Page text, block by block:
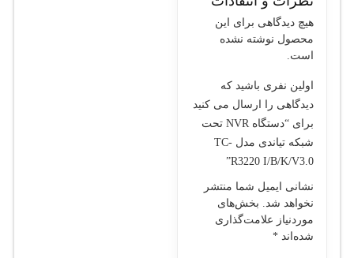
هیچ دیدگاهی برای این
محصول نوشته نشده
است.
اولین نفری باشید که
دیدگاهی را ارسال می کنید
برای “دستگاه NVR تحت
شبکه تیاندی مدل TC-
R3220 I/B/K/V3.0”
نشانی ایمیل شما منتشر
نخواهد شد.
بخش‌های
موردنیاز علامت‌گذاری
شده‌اند *